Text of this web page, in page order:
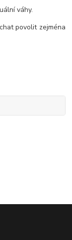
váhy.
povolit zejména